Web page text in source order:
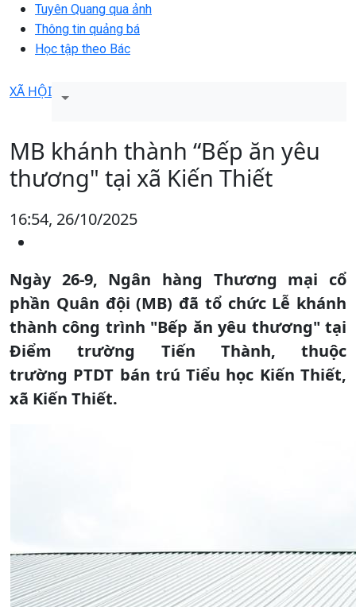
Tuyên Quang qua ảnh
Thông tin quảng bá
Học tập theo Bác
XÃ HỘI
MB khánh thành “Bếp ăn yêu
thương" tại xã Kiến Thiết
16:54, 26/10/2025
Ngày 26-9, Ngân hàng Thương mại cổ
phần Quân đội (MB) đã tổ chức Lễ khánh
thành công trình "Bếp ăn yêu thương" tại
Điểm trường Tiến Thành, thuộc
trường PTDT bán trú Tiểu học Kiến Thiết,
xã Kiến Thiết.